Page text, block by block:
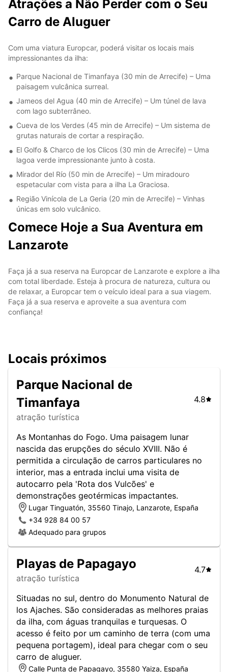
Atrações a Não Perder com o Seu
Carro de Aluguer
Com uma viatura Europcar, poderá visitar os locais mais
impressionantes da ilha:
Parque Nacional de Timanfaya (30 min de Arrecife) – Uma
paisagem vulcânica surreal.
Jameos del Agua (40 min de Arrecife) – Um túnel de lava
com lago subterrâneo.
Cueva de los Verdes (45 min de Arrecife) – Um sistema de
grutas naturais de cortar a respiração.
El Golfo & Charco de los Clicos (30 min de Arrecife) – Uma
lagoa verde impressionante junto à costa.
Mirador del Río (50 min de Arrecife) – Um miradouro
espetacular com vista para a ilha La Graciosa.
Região Vinícola de La Geria (20 min de Arrecife) – Vinhas
únicas em solo vulcânico.
Comece Hoje a Sua Aventura em
Lanzarote
Faça já a sua reserva na Europcar de Lanzarote e explore a ilha
com total liberdade. Esteja à procura de natureza, cultura ou
de relaxar, a Europcar tem o veículo ideal para a sua viagem.
Faça já a sua reserva e aproveite a sua aventura com
confiança!
Locais próximos
Parque Nacional de
Timanfaya
atração turística
4.8
As Montanhas do Fogo. Uma paisagem lunar
nascida das erupções do século XVIII. Não é
permitida a circulação de carros particulares no
interior, mas a entrada inclui uma visita de
autocarro pela 'Rota dos Vulcões' e
demonstrações geotérmicas impactantes.
Lugar Tinguatón, 35560 Tinajo, Lanzarote, España
+34 928 84 00 57
Adequado para grupos
Playas de Papagayo
atração turística
4.7
Situadas no sul, dentro do Monumento Natural de
los Ajaches. São consideradas as melhores praias
da ilha, com águas tranquilas e turquesas. O
acesso é feito por um caminho de terra (com uma
pequena portagem), ideal para chegar com o seu
carro de aluguer.
Calle Punta de Papagayo, 35580 Yaiza, España